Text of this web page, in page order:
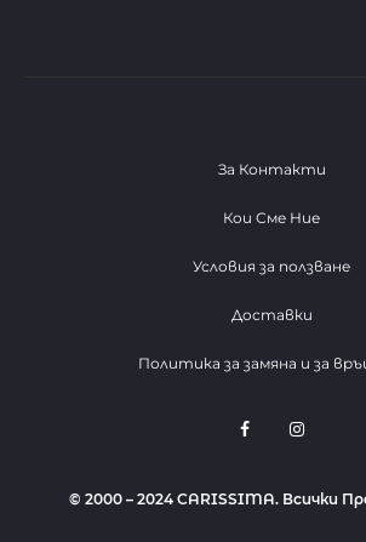
За Контакти
Кои Сме Ние
Условия за ползване
Доставки
Политика за замяна и за
F
b
I
a
© 2000 – 2024 CARISSIMA. Всички